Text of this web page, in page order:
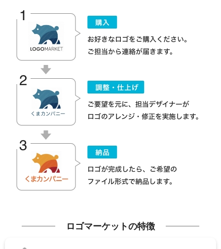
ロゴマーケットの特徴